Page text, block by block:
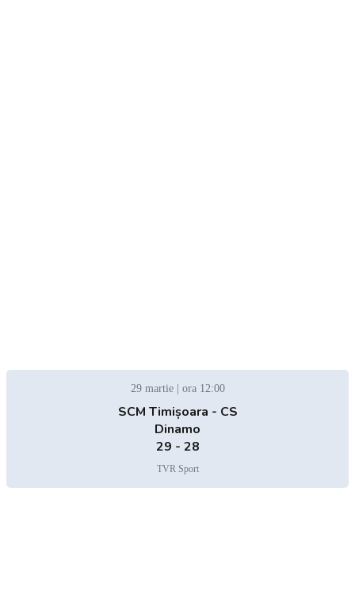
29 martie | ora 12:00
SCM Timișoara - CS
Dinamo
29 - 28
TVR Sport